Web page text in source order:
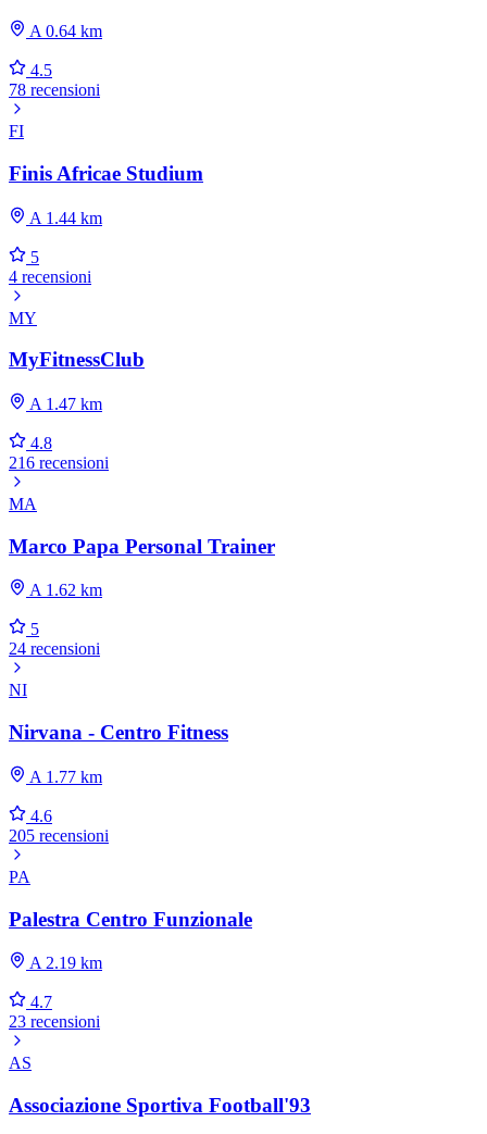
A 0.64 km
4.5
78 recensioni
FI
Finis Africae Studium
A 1.44 km
5
4 recensioni
MY
MyFitnessClub
A 1.47 km
4.8
216 recensioni
MA
Marco Papa Personal Trainer
A 1.62 km
5
24 recensioni
NI
Nirvana - Centro Fitness
A 1.77 km
4.6
205 recensioni
PA
Palestra Centro Funzionale
A 2.19 km
4.7
23 recensioni
AS
Associazione Sportiva Football'93